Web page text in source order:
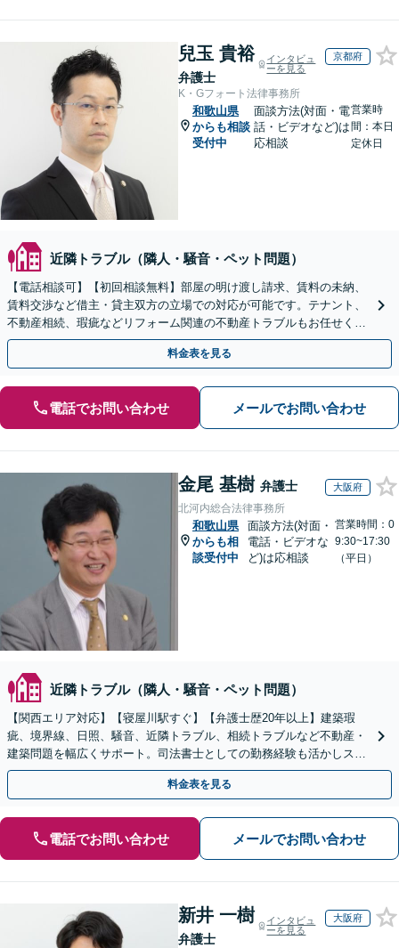
兒玉 貴裕
弁護士
インタビュ
ーを見る
京都府
K・Gフォート法律事務所
和歌山県
からも相談
受付中
面談方法(対面・電
話・ビデオなど)は
応相談
営業時
間：本日
定休日
近隣トラブル（隣人・騒音・ペット問題）
【電話相談可】【初回相談無料】部屋の明け渡し請求、賃料の未納、
賃料交渉など借主・貸主双方の立場での対応が可能です。テナント、
不動産相続、瑕疵などリフォーム関連の不動産トラブルもお任せくだ
さい【分割払い可】
料金表を見る
電話でお問い合わせ メールでお問い合わせ
金尾 基樹 弁護士 大阪府
北河内総合法律事務所
和歌山県
からも相
談受付中
面談方法(対面・
電話・ビデオな
ど)は応相談
営業時間：0
9:30~17:30
（平日）
近隣トラブル（隣人・騒音・ペット問題）
【関西エリア対応】【寝屋川駅すぐ】【弁護士歴20年以上】建築瑕
疵、境界線、日照、騒音、近隣トラブル、相続トラブルなど不動産・
建築問題を幅広くサポート。司法書士としての勤務経験も活かしスム
ーズに対処。【初回相談無料】【夜間・休日の相談可能】
料金表を見る
電話でお問い合わせ メールでお問い合わせ
新井 一樹
弁護士
インタビュ
ーを見る
大阪府